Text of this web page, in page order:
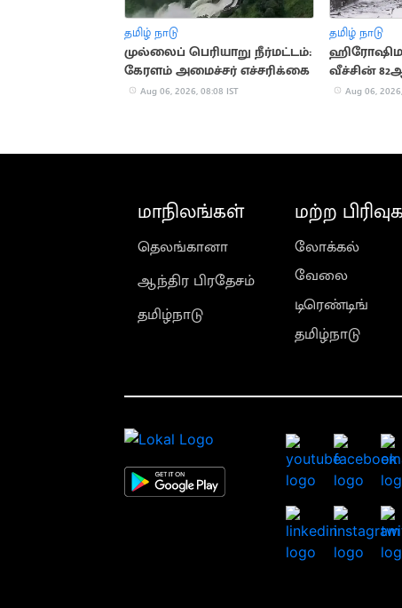
தமிழ் நாடு
முல்லைப் பெரியாறு நீர்மட்டம்:
கேரளம் அமைச்சர் எச்சரிக்கை
Aug 06, 2026, 08:08 IST
தமிழ் நாடு
வீச்சின்
நினைவு
Aug 06,
மாநிலங்கள்
தெலங்கானா
ஆந்திர பிரதேசம்
தமிழ்நாடு
மற்ற
லோக்கல்
வேலை
டிரெண்டிங்
தமிழ்நாடு